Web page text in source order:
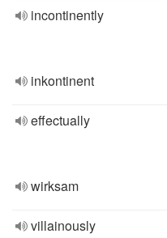
incontinently
inkontinent
effectually
wirksam
villainously